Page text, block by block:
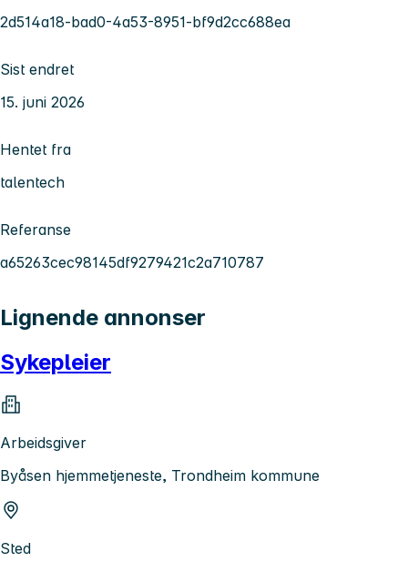
2d514a18-bad0-4a53-8951-bf9d2cc688ea
Sist endret
15. juni 2026
Hentet fra
talentech
Referanse
a65263cec98145df9279421c2a710787
Lignende annonser
Sykepleier
Arbeidsgiver
Byåsen hjemmetjeneste, Trondheim kommune
Sted